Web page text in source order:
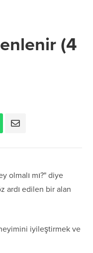
(4
olmalı mı?" diye
ardı edilen bir alan
iyileştirmek ve